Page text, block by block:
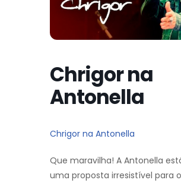
Chrigor na
Antonella
Chrigor na Antonella
Que maravilha! A Antonella
uma proposta irresistível para